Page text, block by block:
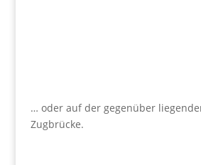
… oder auf der gegenüber
Zugbrücke.